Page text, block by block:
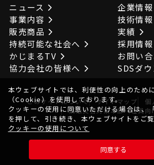
ニュース
企業情報
事業内容
技術情報
販売商品
実績
持続可能な社会へ
採用情報
かじまるTV
お問い
協力会社の皆様へ
SDSダ
このサイトについて サイトマップ
個
緊急災害対策本部（社員向
© KAJIMAROAD CO.,LTD. All
本ウェブサイトでは、利便性の向上のため
（Cookie）を使用しております。
クッキーの使用に同意いただける場合は、
を押して、引き続き、本ウェブサイトをご覧
クッキーの使用について
同意する